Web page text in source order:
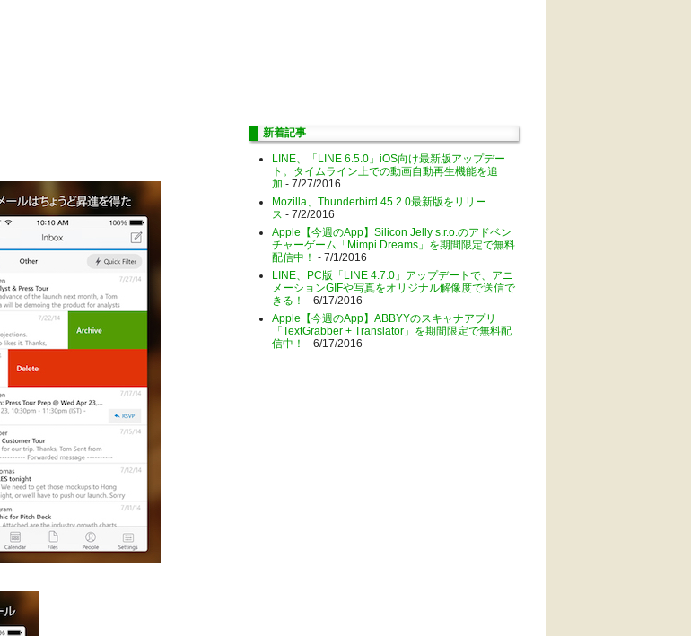
新着記事
LINE、「LINE 6.5.0」iOS向け最新版アップデー
ト。タイムライン上での動画自動再生機能を追
加 - 7/27/2016
Mozilla、Thunderbird 45.2.0最新版をリリー
ス - 7/2/2016
Apple【今週のApp】Silicon Jelly s.r.o.のアドベン
チャーゲーム「Mimpi Dreams」を期間限定で無料
配信中！ - 7/1/2016
LINE、PC版「LINE 4.7.0」アップデートで、アニ
メーションGIFや写真をオリジナル解像度で送信で
きる！ - 6/17/2016
Apple【今週のApp】ABBYYのスキャナアプリ
「TextGrabber + Translator」を期間限定で無料配
信中！ - 6/17/2016